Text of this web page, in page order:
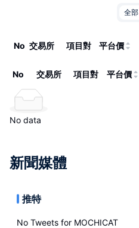
全部
No 交易所 項目對 平台價
No 交易所 項目對 平台價
No data
新聞媒體
推特
No Tweets for MOCHICAT